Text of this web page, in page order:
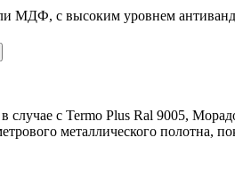
МДФ, с высоким уровнем
с Termo Plus Ral 9005,
металлического полотна,